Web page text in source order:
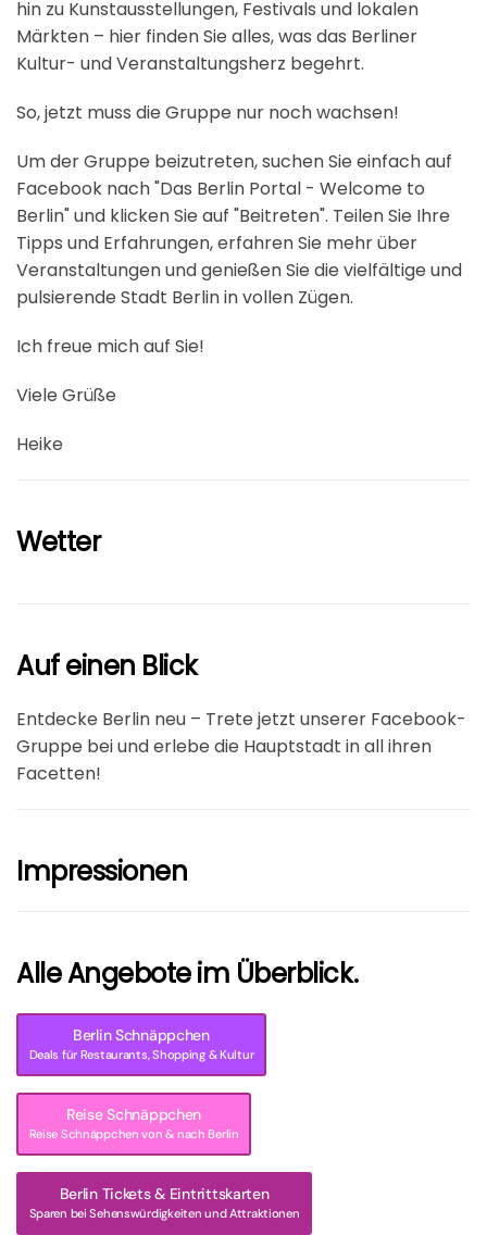
hin zu Kunstausstellungen, Festivals und lokalen
Märkten – hier finden Sie alles, was das Berliner
Kultur- und Veranstaltungsherz begehrt.
So, jetzt muss die Gruppe nur noch wachsen!
Um der Gruppe beizutreten, suchen Sie einfach auf
Facebook nach "Das Berlin Portal - Welcome to
Berlin" und klicken Sie auf "Beitreten". Teilen Sie Ihre
Tipps und Erfahrungen, erfahren Sie mehr über
Veranstaltungen und genießen Sie die vielfältige und
pulsierende Stadt Berlin in vollen Zügen.
Ich freue mich auf Sie!
Viele Grüße
Heike
Wetter
Auf einen Blick
Entdecke Berlin neu – Trete jetzt unserer Facebook-
Gruppe bei und erlebe die Hauptstadt in all ihren
Facetten!
Impressionen
Alle Angebote im Überblick.
Berlin Schnäppchen
Deals für Restaurants, Shopping & Kultur
Reise Schnäppchen
Reise Schnäppchen von & nach Berlin
Berlin Tickets & Eintrittskarten
Sparen bei Sehenswürdigkeiten und Attraktionen